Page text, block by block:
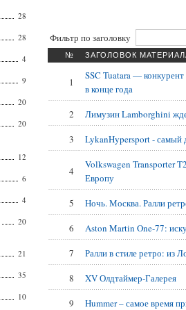
Фильтр по заголовку
№ ЗАГОЛОВОК
1
SSC Tuatara —
в конце года
2
Лимузин Lamborghini
3
LykanHypersport - самый
4
Volkswagen Transporter
Европу
5
Ночь. Москва. Ралли
6
Aston Martin One-77:
7
Ралли в стиле ретро: из
8
XV Олдтаймер-Галерея
9
Hummer – самое время
28
28
4
9
20
20
12
6
4
20
21
35
10